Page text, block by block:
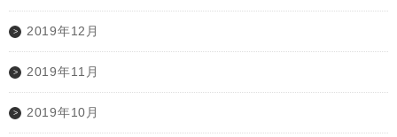
2019年12月
2019年11月
2019年10月